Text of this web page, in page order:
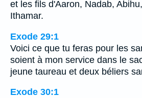
et les fils d'Aaron, Nadab,
Ithamar.
Exode 29:1
Voici ce que tu feras pour les
soient à mon service dans le
jeune taureau et deux béliers
Exode 30:1